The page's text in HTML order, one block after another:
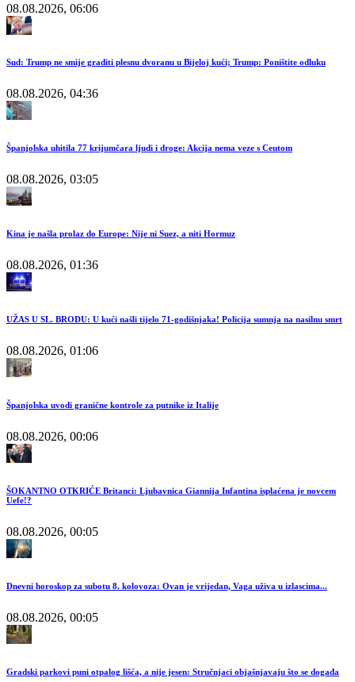
08.08.2026, 06:06
Sud: Trump ne smije graditi plesnu dvoranu u Bijeloj kući; Trump: Poništite odluku
08.08.2026, 04:36
Španjolska uhitila 77 krijumčara ljudi i droge: Akcija nema veze s Ceutom
08.08.2026, 03:05
Kina je našla prolaz do Europe: Nije ni Suez, a niti Hormuz
08.08.2026, 01:36
UŽAS U SL. BRODU: U kući našli tijelo 71-godišnjaka! Policija sumnja na nasilnu smrt
08.08.2026, 01:06
Španjolska uvodi granične kontrole za putnike iz Italije
08.08.2026, 00:06
ŠOKANTNO OTKRIĆE Britanci: Ljubavnica Giannija Infantina isplaćena je novcem
Uefe!?
08.08.2026, 00:05
Dnevni horoskop za subotu 8. kolovoza: Ovan je vrijedan, Vaga uživa u izlascima...
08.08.2026, 00:05
Gradski parkovi puni otpalog lišća, a nije jesen: Stručnjaci objašnjavaju što se događa